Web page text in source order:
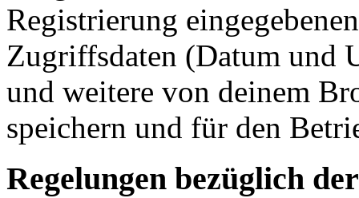
Registrierung
Zugriffsdaten (Datum und
und weitere von deinem
speichern und für den
Regelungen bezüglich